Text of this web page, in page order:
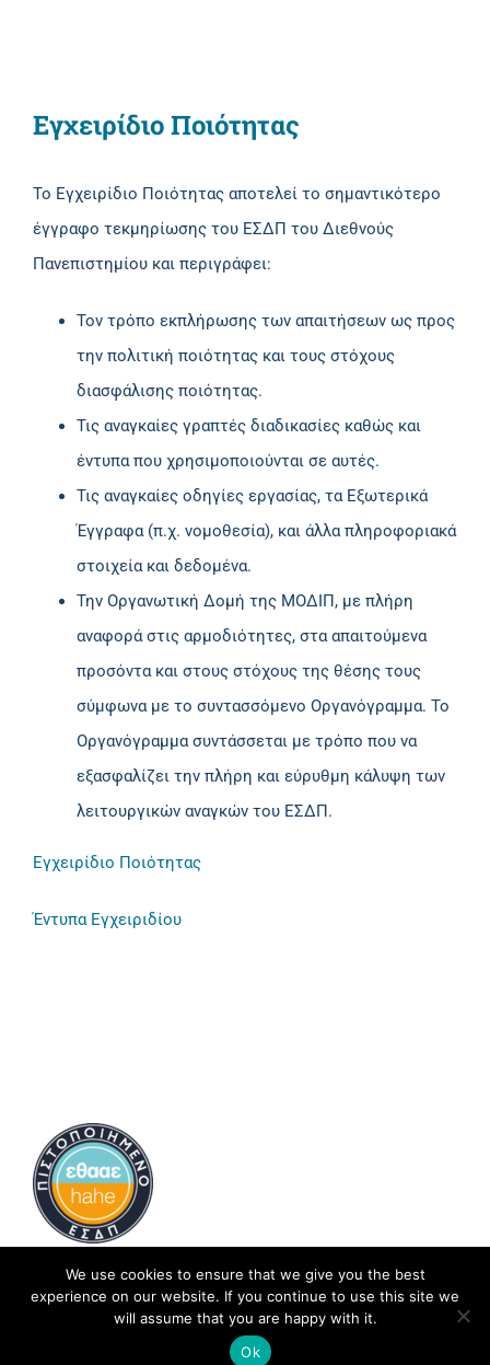
Εγχειρίδιο Ποιότητας
Το Εγχειρίδιο Ποιότητας αποτελεί το σημαντικότερο
έγγραφο τεκμηρίωσης του ΕΣΔΠ του Διεθνούς
Πανεπιστημίου και περιγράφει:
Τον τρόπο εκπλήρωσης των απαιτήσεων ως προς
την πολιτική ποιότητας και τους στόχους
διασφάλισης ποιότητας.
Τις αναγκαίες γραπτές διαδικασίες καθώς και
έντυπα που χρησιμοποιούνται σε αυτές.
Τις αναγκαίες οδηγίες εργασίας, τα Εξωτερικά
Έγγραφα (π.χ. νομοθεσία), και άλλα πληροφοριακά
στοιχεία και δεδομένα.
Την Οργανωτική Δομή της ΜΟΔΙΠ, με πλήρη
αναφορά στις αρμοδιότητες, στα απαιτούμενα
προσόντα και στους στόχους της θέσης τους
σύμφωνα με το συντασσόμενο Οργανόγραμμα. Το
Οργανόγραμμα συντάσσεται με τρόπο που να
εξασφαλίζει την πλήρη και εύρυθμη κάλυψη των
λειτουργικών αναγκών του ΕΣΔΠ.
Εγχειρίδιο Ποιότητας
Έντυπα Εγχειριδίου
We use cookies to ensure that we give you the best
experience on our website. If you continue to use this site we
will assume that you are happy with it.
Ok